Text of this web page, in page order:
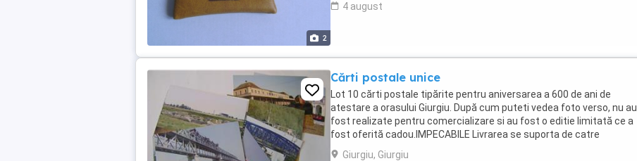
2
4 august
Cărti postale unice
Lot 10 cărti postale tipărite pentru aniversarea a 600 de ani de
atestare a orasului Giurgiu. După cum puteti vedea foto verso, nu au
fost realizate pentru comercializare si au fost o editie limitată ce a
fost oferită cadou.IMPECABILE Livrarea se suporta de catre
cumparator (un colet ramburs cu Posta ...
Giurgiu, Giurgiu